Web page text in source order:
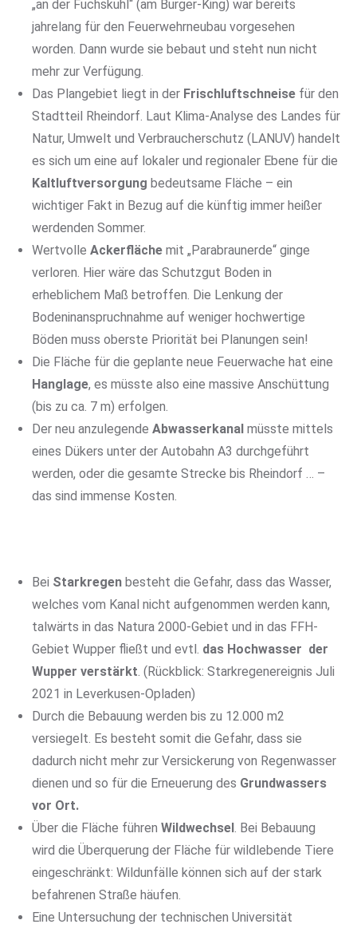
„an der Fuchskuhl“ (am Burger-King) war bereits
jahrelang für den Feuerwehrneubau vorgesehen
worden. Dann wurde sie bebaut und steht nun nicht
mehr zur Verfügung.
Das Plangebiet liegt in der Frischluftschneise für den
Stadtteil Rheindorf. Laut Klima-Analyse des Landes für
Natur, Umwelt und Verbraucherschutz (LANUV) handelt
es sich um eine auf lokaler und regionaler Ebene für die
Kaltluftversorgung bedeutsame Fläche – ein
wichtiger Fakt in Bezug auf die künftig immer heißer
werdenden Sommer.
Wertvolle Ackerfläche mit „Parabraunerde“ ginge
verloren. Hier wäre das Schutzgut Boden in
erheblichem Maß betroffen. Die Lenkung der
Bodeninanspruchnahme auf weniger hochwertige
Böden muss oberste Priorität bei Planungen sein!
Die Fläche für die geplante neue Feuerwache hat eine
Hanglage, es müsste also eine massive Anschüttung
(bis zu ca. 7 m) erfolgen.
Der neu anzulegende Abwasserkanal müsste mittels
eines Dükers unter der Autobahn A3 durchgeführt
werden, oder die gesamte Strecke bis Rheindorf … –
das sind immense Kosten.
Bei Starkregen besteht die Gefahr, dass das Wasser,
welches vom Kanal nicht aufgenommen werden kann,
talwärts in das Natura 2000-Gebiet und in das FFH-
Gebiet Wupper fließt und evtl. das Hochwasser der
Wupper verstärkt. (Rückblick: Starkregenereignis Juli
2021 in Leverkusen-Opladen)
Durch die Bebauung werden bis zu 12.000 m2
versiegelt. Es besteht somit die Gefahr, dass sie
dadurch nicht mehr zur Versickerung von Regenwasser
dienen und so für die Erneuerung des Grundwassers
vor Ort.
Über die Fläche führen Wildwechsel. Bei Bebauung
wird die Überquerung der Fläche für wildlebende Tiere
eingeschränkt: Wildunfälle können sich auf der stark
befahrenen Straße häufen.
Eine Untersuchung der technischen Universität